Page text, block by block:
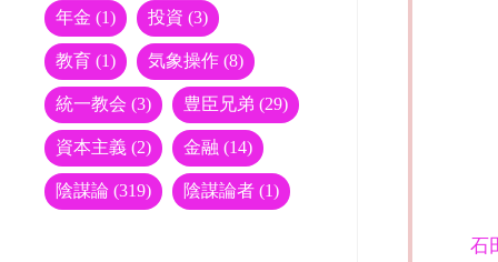
石
年金 (1) 投資 (3)
教育 (1) 気象操作 (8)
統一教会 (3) 豊臣兄弟 (29)
資本主義 (2) 金融 (14)
陰謀論 (319) 陰謀論者 (1)